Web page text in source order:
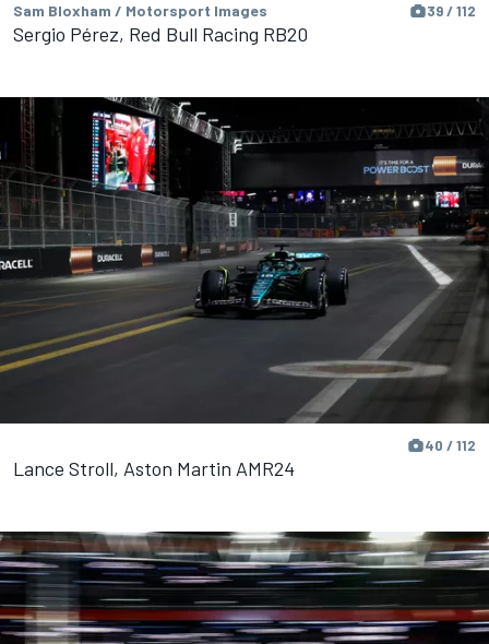
Sam Bloxham / Motorsport Images 39 / 112
Sergio Pérez, Red Bull Racing RB20
40 / 112
Lance Stroll, Aston Martin AMR24